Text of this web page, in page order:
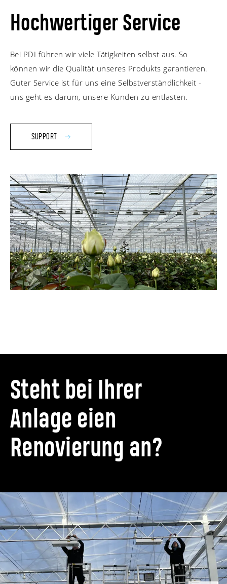
Hochwertiger Service
Bei PDI führen wir viele Tätigkeiten selbst aus. So
können wir die Qualität unseres Produkts garantieren.
Guter Service ist für uns eine Selbstverständlichkeit -
uns geht es darum, unsere Kunden zu entlasten.
SUPPORT
Steht bei Ihrer
Anlage eien
Renovierung an?